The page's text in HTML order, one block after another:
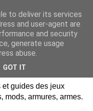
:
infos sur
et guides des jeux
mods, armures, armes.
to deliver its services
and user-agent are
and security
generate usage
abuse.
GOT IT